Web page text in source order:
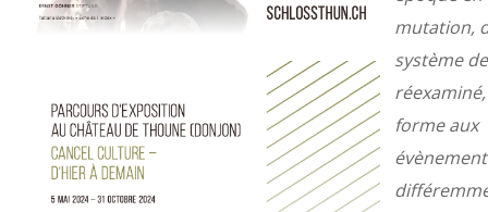
mutation,
système
forme aux